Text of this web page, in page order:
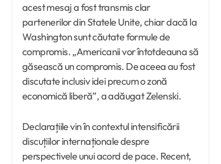
acest mesaj a fost transmis clar
partenerilor din Statele Unite, chiar dacă la
Washington sunt căutate formule de
compromis. „Americanii vor întotdeauna să
găsească un compromis. De aceea au fost
discutate inclusiv idei precum o zonă
economică liberă”, a adăugat Zelenski.
Declarațiile vin în contextul intensificării
discuțiilor internaționale despre
perspectivele unui acord de pace. Recent,